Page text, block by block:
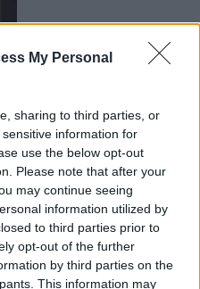
My Personal
sharing to third parties, or
information for
use the below opt-out
Please note that after your
may continue seeing
information utilized by
to third parties prior to
opt-out of the further
by third parties on the
This information may